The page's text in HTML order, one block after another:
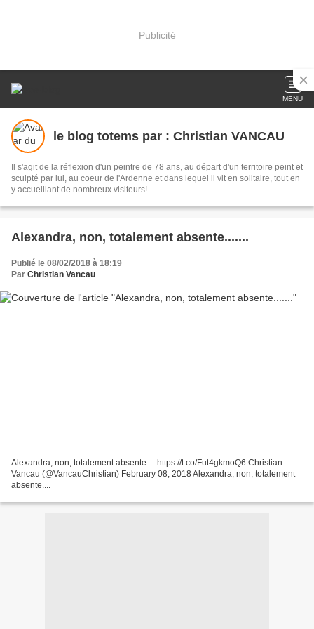
Publicité
MENU
le blog totems par : Christian VANCAU
Il s'agit de la réflexion d'un peintre de 78 ans, au départ d'un territoire peint et
sculpté par lui, au coeur de l'Ardenne et dans lequel il vit en solitaire, tout en
y accueillant de nombreux visiteurs!
Alexandra, non, totalement absente.......
Publié le 08/02/2018 à 18:19
Par Christian Vancau
Alexandra, non, totalement absente.... https://t.co/Fut4gkmoQ6 Christian
Vancau (@VancauChristian) February 08, 2018 Alexandra, non, totalement
absente....